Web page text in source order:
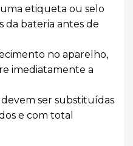
etiqueta ou selo
da bateria antes de
no aparelho,
imediatamente a
ser substituídas
e com total